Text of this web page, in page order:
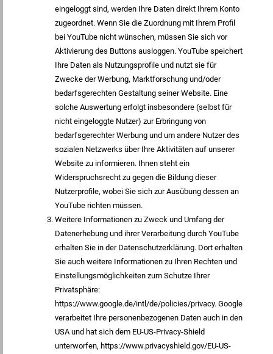
eingeloggt sind, werden Ihre Daten direkt Ihrem Konto
zugeordnet. Wenn Sie die Zuordnung mit Ihrem Profil
bei YouTube nicht wünschen, müssen Sie sich vor
Aktivierung des Buttons ausloggen. YouTube speichert
Ihre Daten als Nutzungsprofile und nutzt sie für
Zwecke der Werbung, Marktforschung und/oder
bedarfsgerechten Gestaltung seiner Website. Eine
solche Auswertung erfolgt insbesondere (selbst für
nicht eingeloggte Nutzer) zur Erbringung von
bedarfsgerechter Werbung und um andere Nutzer des
sozialen Netzwerks über Ihre Aktivitäten auf unserer
Website zu informieren. Ihnen steht ein
Widerspruchsrecht zu gegen die Bildung dieser
Nutzerprofile, wobei Sie sich zur Ausübung dessen an
YouTube richten müssen.
Weitere Informationen zu Zweck und Umfang der
Datenerhebung und ihrer Verarbeitung durch YouTube
erhalten Sie in der Datenschutzerklärung. Dort erhalten
Sie auch weitere Informationen zu Ihren Rechten und
Einstellungsmöglichkeiten zum Schutze Ihrer
Privatsphäre:
https://www.google.de/intl/de/policies/privacy. Google
verarbeitet Ihre personenbezogenen Daten auch in den
USA und hat sich dem EU-US-Privacy-Shield
unterworfen, https://www.privacyshield.gov/EU-US-